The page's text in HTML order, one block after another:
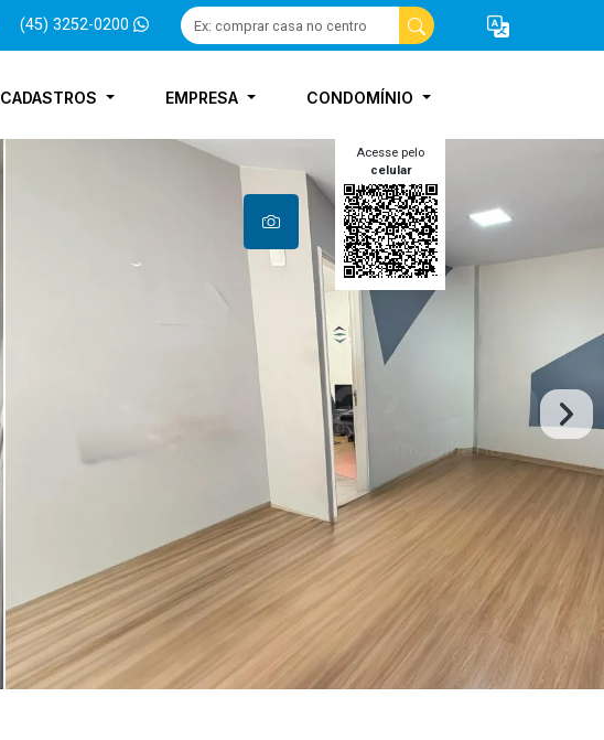
(45) 3252-0200
CADASTROS EMPRESA CONDOMÍNIO
Acesse pelo
celular